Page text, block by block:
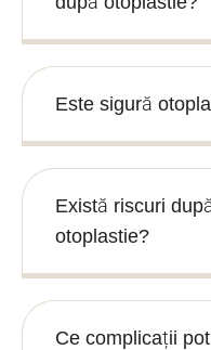
Este sigură
Există riscuri
otoplastie?
Ce complicații